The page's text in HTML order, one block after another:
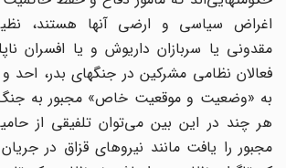
اغراض سیاسی و ارضی آنها هستند، نظیر
مقدونی یا سربازان داریوش و یا افسران
فعالان نظامی مشرکین در جنگهای بدر، احد و
به «وضعیت و موقعیت خاص» مجبور به جنگ و
هر چند در این بین می‌توان تلفیقی از